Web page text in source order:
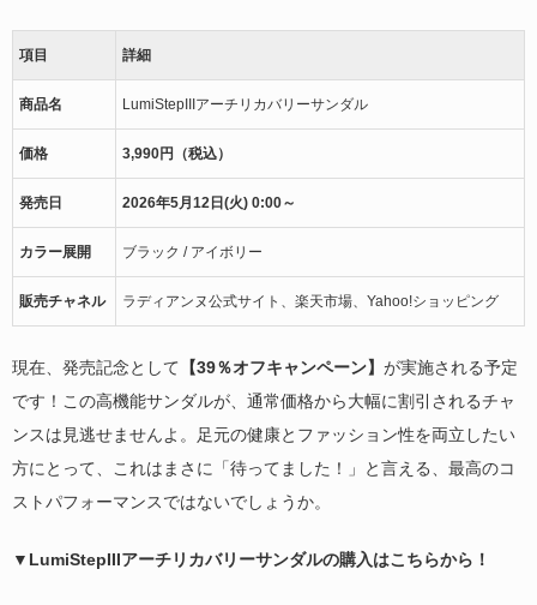
項目 詳細
商品名 LumiStepIIIアーチリカバリーサンダル
価格 3,990円（税込）
発売日 2026年5月12日(火) 0:00～
カラー展開 ブラック / アイボリー
販売チャネル ラディアンヌ公式サイト、楽天市場、Yahoo!ショッピング
現在、発売記念として 【39％オフキャンペーン】 が実施される予定
です！この高機能サンダルが、通常価格から大幅に割引されるチャ
ンスは見逃せませんよ。足元の健康とファッション性を両立したい
方にとって、これはまさに「待ってました！」と言える、最高のコ
ストパフォーマンスではないでしょうか。
▼LumiStepIIIアーチリカバリーサンダルの購入はこちらから！